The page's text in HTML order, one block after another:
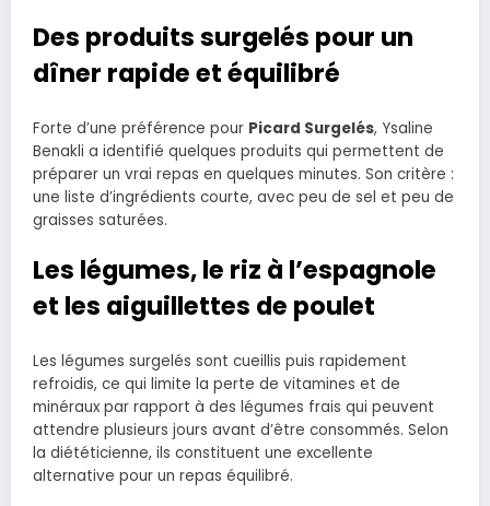
Des produits surgelés pour un
dîner rapide et équilibré
Forte d’une préférence pour Picard Surgelés, Ysaline
Benakli a identifié quelques produits qui permettent de
préparer un vrai repas en quelques minutes. Son critère :
une liste d’ingrédients courte, avec peu de sel et peu de
graisses saturées.
Les légumes, le riz à l’espagnole
et les aiguillettes de poulet
Les légumes surgelés sont cueillis puis rapidement
refroidis, ce qui limite la perte de vitamines et de
minéraux par rapport à des légumes frais qui peuvent
attendre plusieurs jours avant d’être consommés. Selon
la diététicienne, ils constituent une excellente
alternative pour un repas équilibré.